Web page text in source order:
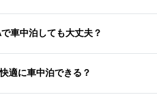
車中泊しても大丈夫？
適に車中泊できる？